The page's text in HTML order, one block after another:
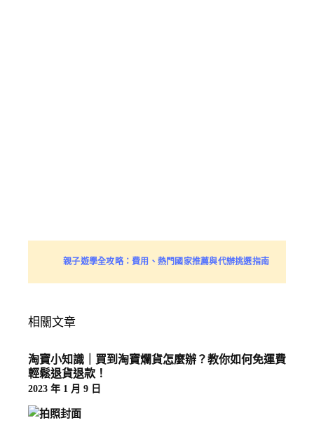
親子遊學全攻略：費用、熱門國家推薦與代辦挑選指南
相關文章
淘寶小知識｜買到淘寶爛貨怎麼辦？教你如何免運費
輕鬆退貨退款！
2023 年 1 月 9 日